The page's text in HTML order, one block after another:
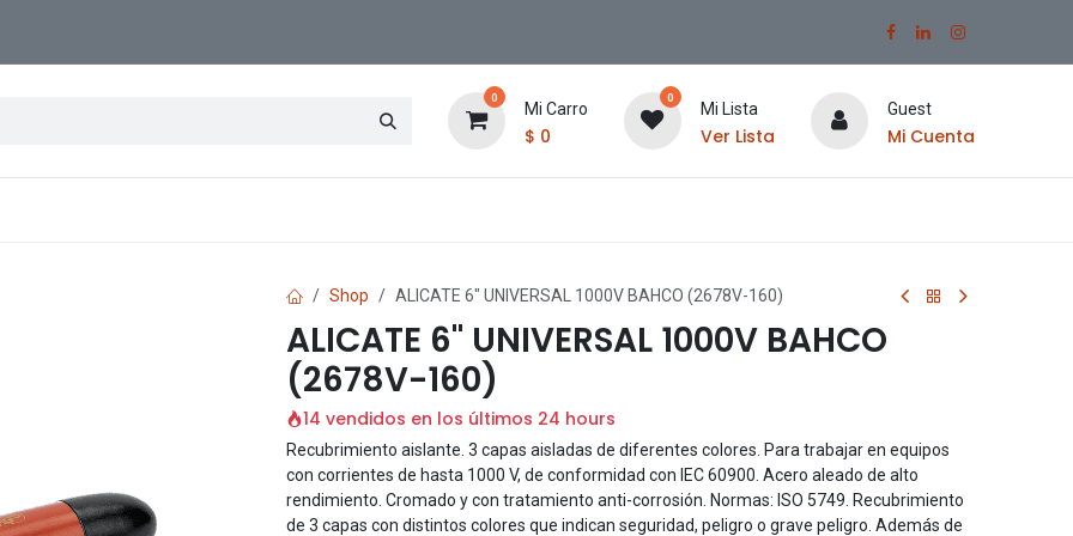
0
Mi Carro
$ 0
0
Mi Lista
Ver Lista
Guest
Mi Cuenta
Shop ALICATE 6" UNIVERSAL 1000V BAHCO (2678V-160)
ALICATE 6" UNIVERSAL 1000V BAHCO
(2678V-160)
14 vendidos en los últimos 24 hours
Recubrimiento aislante. 3 capas aisladas de diferentes colores. Para trabajar en equipos
con corrientes de hasta 1000 V, de conformidad con IEC 60900. Acero aleado de alto
rendimiento. Cromado y con tratamiento anti-corrosión. Normas: ISO 5749. Recubrimiento
de 3 capas con distintos colores que indican seguridad, peligro o grave peligro. Además de